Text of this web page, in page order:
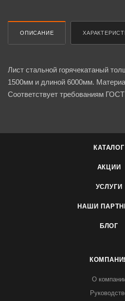
ОПИСАНИЕ
Лист стальной горячекатаный
1500мм и длиной 6000мм.
Соответствует требованиям
КАТАЛОГ
АКЦИИ
УСЛУГИ
НАШИ
БЛОГ
О